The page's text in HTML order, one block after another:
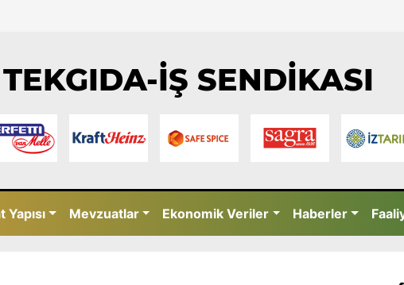
TEKGIDA-İŞ SENDİKASI
Mevzuatlar Ekonomik Veriler Haberler